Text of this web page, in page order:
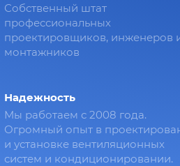
Собственный штат
профессиональных
проектировщиков, инженеров
монтажников
Надежность
Мы работаем с 2008 года.
Огромный опыт в
и установке вентиляционных
систем и кондиционировании.